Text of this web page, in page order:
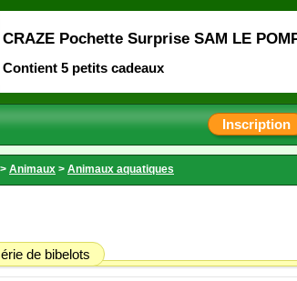
Inscription
> Animaux > Animaux aquatiques
de bibelots
CRAZE Pochette Surprise SAM LE
Contient 5 petits cadeaux